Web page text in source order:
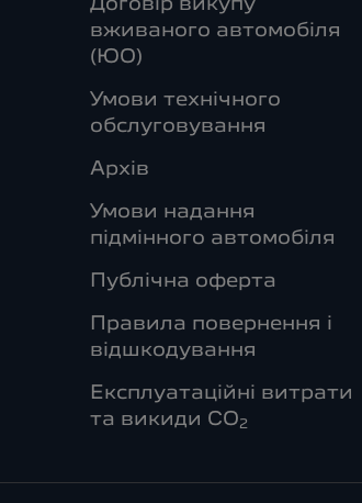
Договір викупу
вживаного автомобіля
(ЮО)
Умови технічного
обслуговування
Архів
Умови надання
підмінного автомобіля
Публічна оферта
Правила повернення і
відшкодування
Експлуатаційні витрати
та викиди СО2